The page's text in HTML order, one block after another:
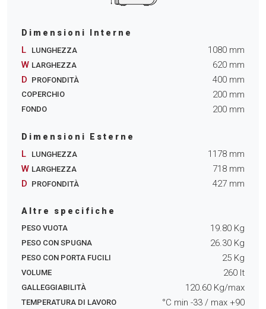
Dimensioni Interne
L LUNGHEZZA 1080 mm
W LARGHEZZA 620 mm
D PROFONDITÀ 400 mm
COPERCHIO 200 mm
FONDO 200 mm
Dimensioni Esterne
L LUNGHEZZA 1178 mm
W LARGHEZZA 718 mm
D PROFONDITÀ 427 mm
Altre specifiche
PESO VUOTA 19.80 Kg
PESO CON SPUGNA 26.30 Kg
PESO CON PORTA FUCILI 25 Kg
VOLUME 260 lt
GALLEGGIABILITÀ 120.60 Kg/max
TEMPERATURA DI LAVORO °C min -33 / max +90